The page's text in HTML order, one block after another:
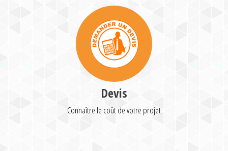
Devis
Connaître le coût de votre projet